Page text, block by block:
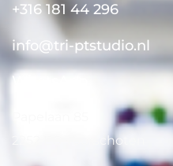
+316 181 44 296
info@tri-ptstudio.nl
WhatsApp
2252 EG Voorschoten